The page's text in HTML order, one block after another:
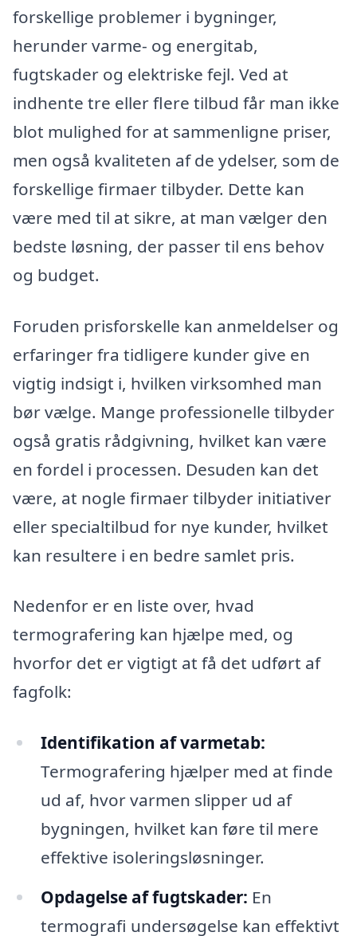
forskellige problemer i bygninger,
herunder varme- og energitab,
fugtskader og elektriske fejl. Ved at
indhente tre eller flere tilbud får man ikke
blot mulighed for at sammenligne priser,
men også kvaliteten af de ydelser, som de
forskellige firmaer tilbyder. Dette kan
være med til at sikre, at man vælger den
bedste løsning, der passer til ens behov
og budget.
Foruden prisforskelle kan anmeldelser og
erfaringer fra tidligere kunder give en
vigtig indsigt i, hvilken virksomhed man
bør vælge. Mange professionelle tilbyder
også gratis rådgivning, hvilket kan være
en fordel i processen. Desuden kan det
være, at nogle firmaer tilbyder initiativer
eller specialtilbud for nye kunder, hvilket
kan resultere i en bedre samlet pris.
Nedenfor er en liste over, hvad
termografering kan hjælpe med, og
hvorfor det er vigtigt at få det udført af
fagfolk:
Identifikation af varmetab:
Termografering hjælper med at finde
ud af, hvor varmen slipper ud af
bygningen, hvilket kan føre til mere
effektive isoleringsløsninger.
Opdagelse af fugtskader: En
termografi undersøgelse kan effektivt